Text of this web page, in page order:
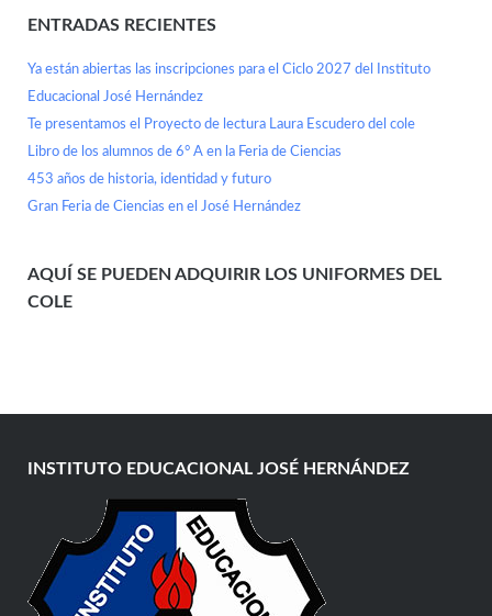
ENTRADAS RECIENTES
Ya están abiertas las inscripciones para el Ciclo 2027 del Instituto
Educacional José Hernández
Te presentamos el Proyecto de lectura Laura Escudero del cole
Libro de los alumnos de 6° A en la Feria de Ciencias
453 años de historia, identidad y futuro
Gran Feria de Ciencias en el José Hernández
AQUÍ SE PUEDEN ADQUIRIR LOS UNIFORMES DEL
COLE
INSTITUTO EDUCACIONAL JOSÉ HERNÁNDEZ